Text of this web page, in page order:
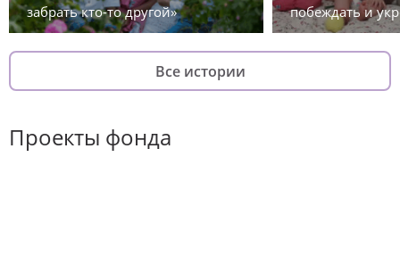
забрать кто-то другой»
побеждать и
Все истории
Проекты фонда